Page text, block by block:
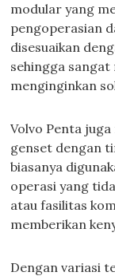
modular yang
pengoperasian
disesuaikan
sehingga
menginginkan
Volvo Penta
genset dengan
biasanya
operasi yang
atau fasilitas
memberikan
Dengan variasi